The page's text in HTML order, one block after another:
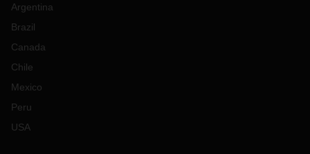
Argentina
Brazil
Canada
Chile
Mexico
Peru
USA